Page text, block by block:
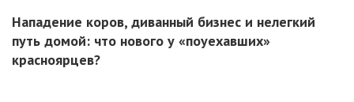
Нападение коров, диванный бизнес и нелегкий
путь домой: что нового у «поуехавших»
красноярцев?